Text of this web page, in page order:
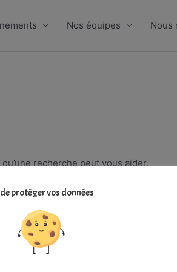
Nos équipes Nous
recherche peut vous aider.
protéger vos données